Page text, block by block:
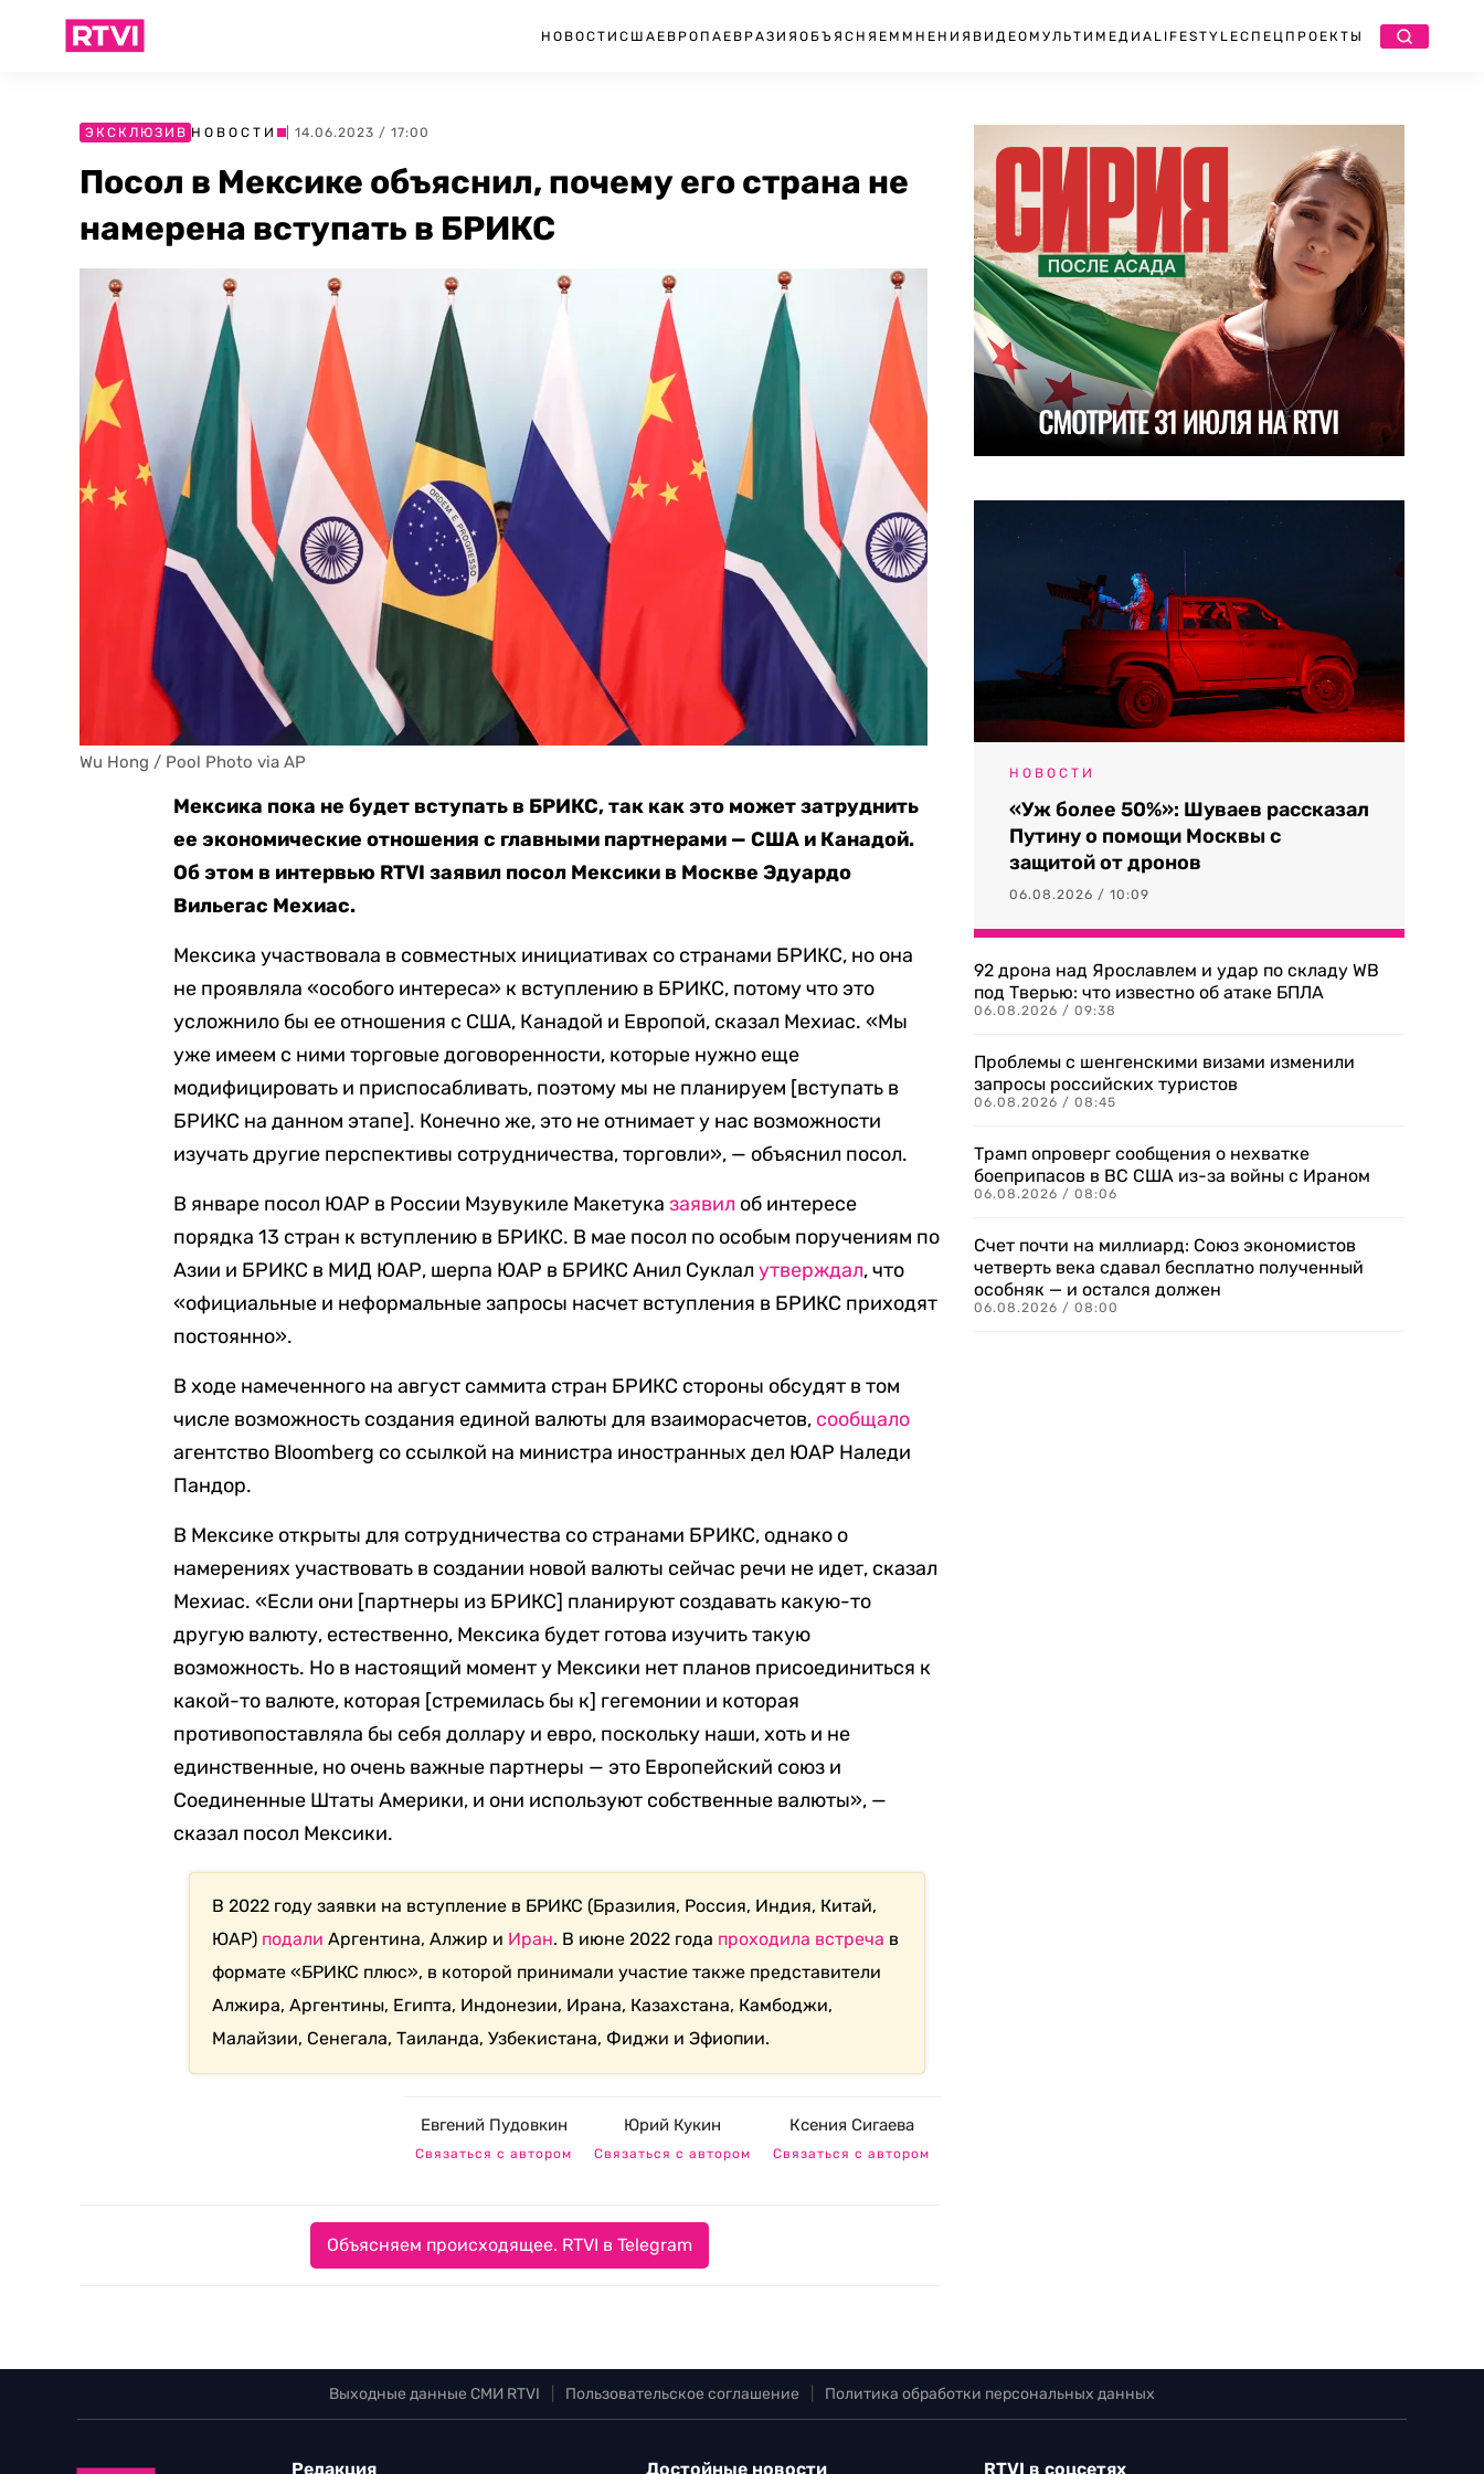
НОВОСТИ США ЕВРОПА ЕВРАЗИЯ ОБЪЯСНЯЕМ МНЕНИЯ ВИДЕО МУЛЬТИМЕДИА LIFESTYLEСПЕЦПРОЕКТЫ
ЭКСКЛЮЗИВ НОВОСТИ | 14.06.2023 / 17:00
Посол в Мексике объяснил, почему его страна не
намерена вступать в БРИКС
Wu Hong / Pool Photo via AP
Мексика пока не будет вступать в БРИКС, так как это может затруднить
ее экономические отношения с главными партнерами — США и Канадой.
Об этом в интервью RTVI заявил посол Мексики в Москве Эдуардо
Вильегас Мехиас.
Мексика участвовала в совместных инициативах со странами БРИКС, но она
не проявляла «особого интереса» к вступлению в БРИКС, потому что это
усложнило бы ее отношения с США, Канадой и Европой, сказал Мехиас. «Мы
уже имеем с ними торговые договоренности, которые нужно еще
модифицировать и приспосабливать, поэтому мы не планируем [вступать в
БРИКС на данном этапе]. Конечно же, это не отнимает у нас возможности
изучать другие перспективы сотрудничества, торговли», — объяснил посол.
В январе посол ЮАР в России Мзувукиле Макетуказаявил об интересе
порядка 13 стран к вступлению в БРИКС. В мае посол по особым поручениям по
Азии и БРИКС в МИД ЮАР, шерпа ЮАР в БРИКС Анил Суклалутверждал, что
«официальные и неформальные запросы насчет вступления в БРИКС приходят
постоянно».
В ходе намеченного на август саммита стран БРИКС стороны обсудят в том
числе возможность создания единой валюты для взаиморасчетов, сообщало
агентство Bloomberg со ссылкой на министра иностранных дел ЮАР Наледи
Пандор.
В Мексике открыты для сотрудничества со странами БРИКС, однако о
намерениях участвовать в создании новой валюты сейчас речи не идет, сказал
Мехиас. «Если они [партнеры из БРИКС] планируют создавать какую-то
другую валюту, естественно, Мексика будет готова изучить такую
возможность. Но в настоящий момент у Мексики нет планов присоединиться к
какой-то валюте, которая [стремилась бы к] гегемонии и которая
противопоставляла бы себя доллару и евро, поскольку наши, хоть и не
единственные, но очень важные партнеры — это Европейский союз и
Соединенные Штаты Америки, и они используют собственные валюты», —
сказал посол Мексики.
В 2022 году заявки на вступление в БРИКС (Бразилия, Россия, Индия, Китай,
ЮАР) подали Аргентина, Алжир и Иран. В июне 2022 года проходила встреча в
формате «БРИКС плюс», в которой принимали участие также представители
Алжира, Аргентины, Египта, Индонезии, Ирана, Казахстана, Камбоджи,
Малайзии, Сенегала, Таиланда, Узбекистана, Фиджи и Эфиопии.
Евгений Пудовкин
Связаться с автором
Юрий Кукин
Связаться с автором
Ксения Сигаева
Связаться с автором
Объясняем происходящее. RTVI в Telegram
НОВОСТИ
«Уж более 50%»: Шуваев рассказал
Путину о помощи Москвы с
защитой от дронов
06.08.2026 / 10:09
92 дрона над Ярославлем и удар по складу WB
под Тверью: что известно об атаке БПЛА
06.08.2026 / 09:38
Проблемы с шенгенскими визами изменили
запросы российских туристов
06.08.2026 / 08:45
Трамп опроверг сообщения о нехватке
боеприпасов в ВС США из-за войны с Ираном
06.08.2026 / 08:06
Счет почти на миллиард: Союз экономистов
четверть века сдавал бесплатно полученный
особняк — и остался должен
06.08.2026 / 08:00
Выходные данные СМИ RTVI Пользовательское соглашение Политика обработки персональных данных
Редакция Достойные новости RTVI в соцсетях